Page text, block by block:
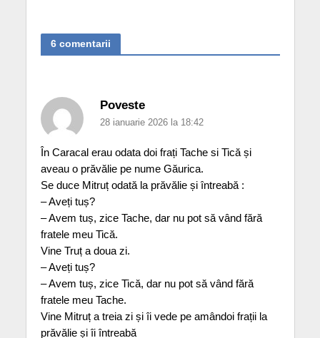
6 comentarii
Poveste
28 ianuarie 2026 la 18:42
În Caracal erau odata doi frați Tache si Tică și
aveau o prăvălie pe nume Găurica.
Se duce Mitruț odată la prăvălie și întreabă :
– Aveți tuș?
– Avem tuș, zice Tache, dar nu pot să vând fără
fratele meu Tică.
Vine Truț a doua zi.
– Aveți tuș?
– Avem tuș, zice Tică, dar nu pot să vând fără
fratele meu Tache.
Vine Mitruț a treia zi și îi vede pe amândoi frații la
prăvălie și îi întreabă